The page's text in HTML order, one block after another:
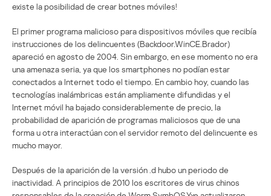
existe la posibilidad de crear botnes móviles!
El primer programa malicioso para dispositivos móviles que recibía
instrucciones de los delincuentes (Backdoor.WinCE.Brador)
apareció en agosto de 2004. Sin embargo, en ese momento no era
una amenaza seria, ya que los smartphones no podían estar
conectados a Internet todo el tiempo. En cambio hoy, cuando las
tecnologías inalámbricas están ampliamente difundidas y el
Internet móvil ha bajado considerablemente de precio, la
probabilidad de aparición de programas maliciosos que de una
forma u otra interactúan con el servidor remoto del delincuente es
mucho mayor.
Después de la aparición de la versión .d hubo un periodo de
inactividad. A principios de 2010 los escritores de virus chinos